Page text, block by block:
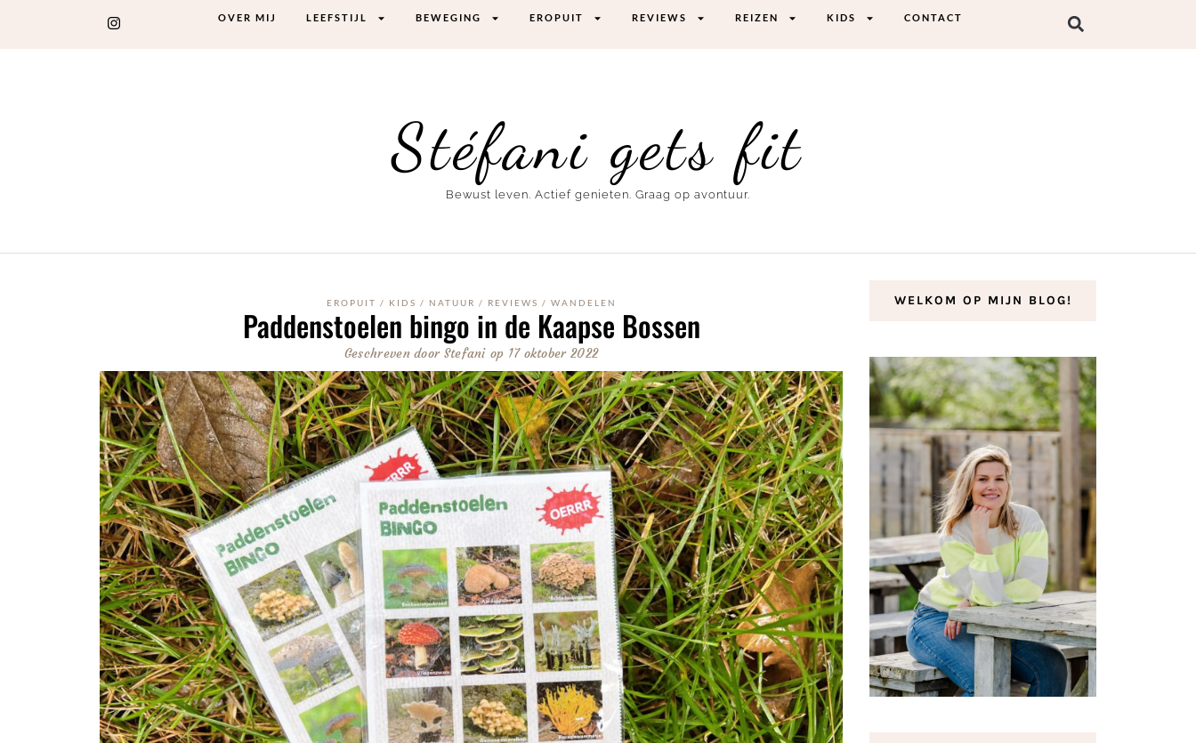
OVER MIJ LEEFSTIJL BEWEGING EROPUIT REVIEWS REIZEN KIDS CONTACT
Stéfani gets fit
Bewust leven. Actief genieten. Graag op avontuur.
EROPUIT / KIDS / NATUUR / REVIEWS / WANDELEN
Paddenstoelen bingo in de Kaapse Bossen
Geschreven doorStefani op 17 oktober 2022
WELKOM OP MIJN BLOG!